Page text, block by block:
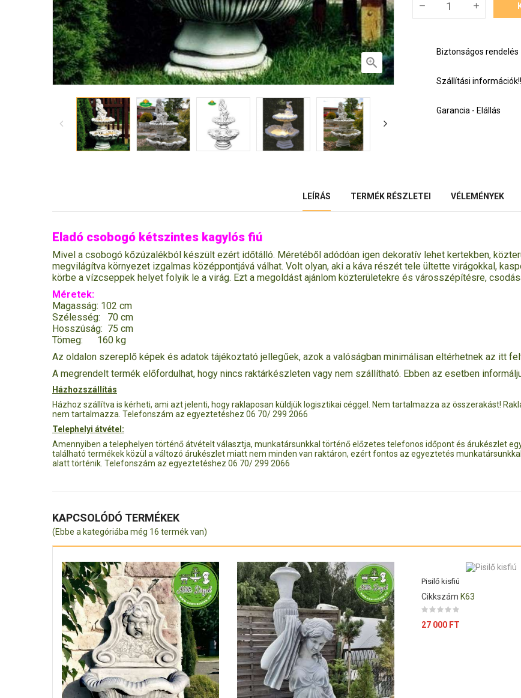

Biztonságos rendelés
Szállítási
Garancia - Elállás
LEÍRÁS TERMÉK RÉSZLETEI VÉLEMÉNYEK
Eladó csobogó kétszintes kagylós fiú
Mivel a csobogó kőzúzalékból készült ezért időtálló. Méretéből adódóan igen dekoratív lehet kertekben,
megvilágítva környezet izgalmas középpontjává válhat. Volt olyan, aki a káva részét tele ültette virágokkal,
körbe a vízcseppek helyet folyik le a virág. Ezt a megoldást ajánlom közterületekre és városszépítésre,
Méretek:
Magasság: 102 cm
Szélesség: 70 cm
Hosszúság: 75 cm
Tömeg: 160 kg
Az oldalon szereplő képek és adatok tájékoztató jellegűek, azok a valóságban minimálisan eltérhetnek az itt
A megrendelt termék előfordulhat, hogy nincs raktárkészleten vagy nem szállítható. Ebben az esetben
Házhozszállítás
Házhoz szállítva is kérheti, ami azt jelenti, hogy raklaposan küldjük logisztikai céggel. Nem tartalmazza az összerakást!
nem tartalmazza. Telefonszám az egyeztetéshez 06 70/ 299 2066
Telephelyi átvétel:
Amennyiben a telephelyen történő átvételt választja, munkatársunkkal történő előzetes telefonos időpont és árukészlet
található termékek közül a változó árukészlet miatt nem minden van raktáron, ezért fontos az egyeztetés
alatt történik. Telefonszám az egyeztetéshez 06 70/ 299 2066
KAPCSOLÓDÓ TERMÉKEK
(Ebbe a kategóriába még 16 termék van)
Pisilő kisfiú
Cikkszám K63
Ár
27 000 FT